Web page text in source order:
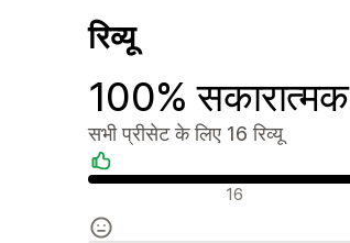
रिव्यू
100% सकारात्मक
सभी प्रीसेट के लिए 16 रिव्यू
सकारात्मक रिव्यू 16